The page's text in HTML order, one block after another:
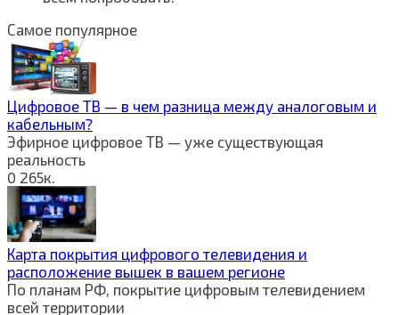
Самое популярное
Цифровое ТВ — в чем разница между аналоговым и
кабельным?
Эфирное цифровое ТВ — уже существующая
реальность
0 265к.
Карта покрытия цифрового телевидения и
расположение вышек в вашем регионе
По планам РФ, покрытие цифровым телевидением
всей территории